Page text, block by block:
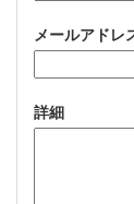
メールアドレ
詳細